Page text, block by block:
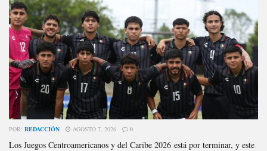
POR: REDACCIÓN AGOSTO 7, 2026 0
Los Juegos Centroamericanos y del Caribe 2026 está por terminar, y este